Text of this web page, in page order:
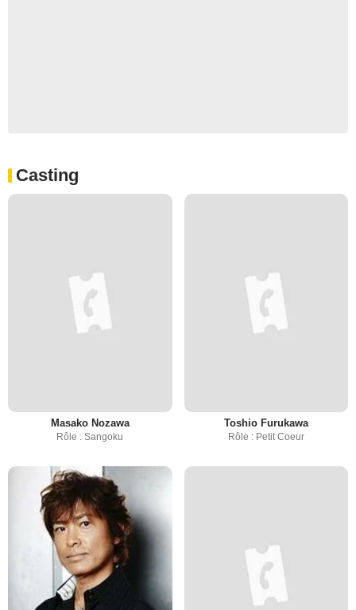
Casting
Masako Nozawa
Rôle : Sangoku
Toshio Furukawa
Rôle : Petit Coeur